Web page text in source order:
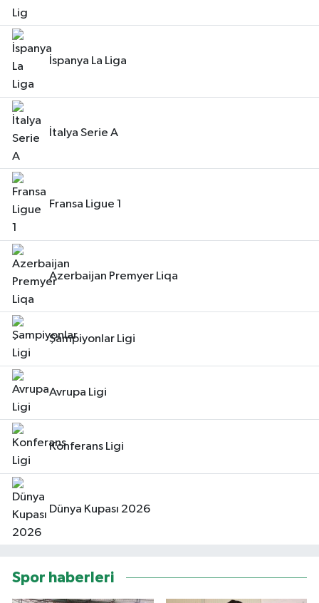
İspanya La Liga
İtalya Serie A
Fransa Ligue 1
Azerbaijan Premyer Liqa
Şampiyonlar Ligi
Avrupa Ligi
Konferans Ligi
Dünya Kupası 2026
Spor haberleri